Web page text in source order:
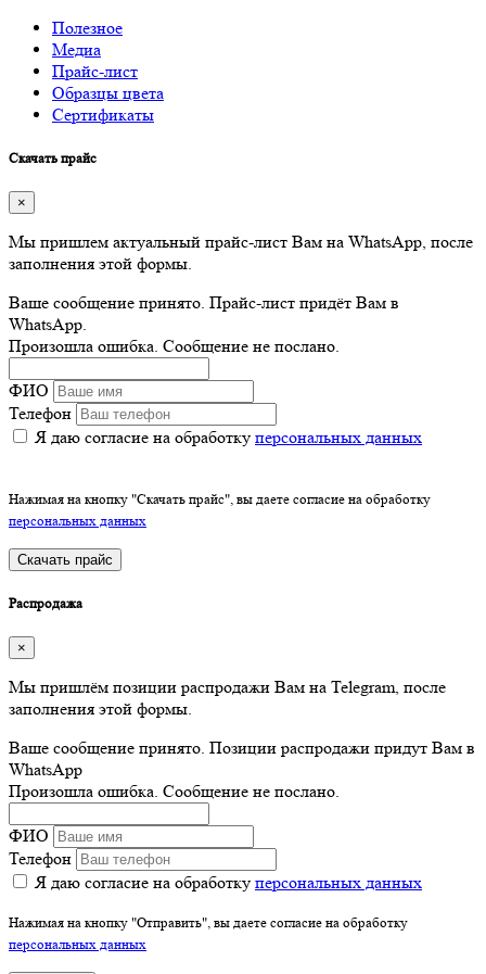
Полезное
Медиа
Прайс-лист
Образцы цвета
Сертификаты
Скачать прайс
×
Мы пришлем актуальный прайс-лист Вам на WhatsApp, после
заполнения этой формы.
Ваше сообщение принято. Прайс-лист придёт Вам в
WhatsApp.
Произошла ошибка. Сообщение не послано.
ФИО
Телефон
Я даю согласие на обработку персональных данных
Нажимая на кнопку "Скачать прайс", вы даете согласие на обработку
персональных данных
Скачать прайс
Распродажа
×
Мы пришлём позиции распродажи Вам на Telegram, после
заполнения этой формы.
Ваше сообщение принято. Позиции распродажи придут Вам в
WhatsApp
Произошла ошибка. Сообщение не послано.
ФИО
Телефон
Я даю согласие на обработку персональных данных
Нажимая на кнопку "Отправить", вы даете согласие на обработку
персональных данных